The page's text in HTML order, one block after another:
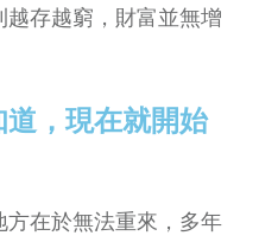
存越窮，財富並無增
，現在就開始
在於無法重來，多年